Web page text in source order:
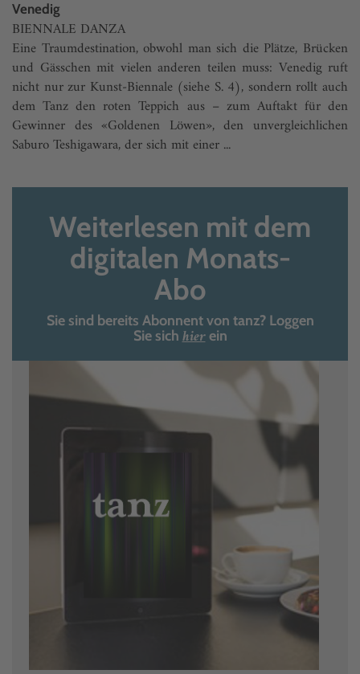
Venedig
BIENNALE DANZA
Eine Traumdestination, obwohl man sich die Plätze, Brücken
und Gässchen mit vielen anderen teilen muss: Venedig ruft
nicht nur zur Kunst-Biennale (siehe S. 4), sondern rollt auch
dem Tanz den roten Teppich aus – zum Auftakt für den
Gewinner des «Goldenen Löwen», den unvergleichlichen
Saburo Teshigawara, der sich mit einer ...
Weiterlesen mit dem
digitalen Monats-
Abo
Sie sind bereits Abonnent von tanz? Loggen
Sie sich hierein